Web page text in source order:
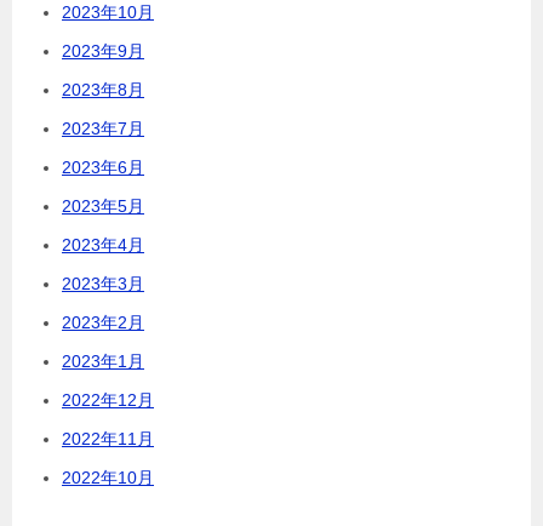
2023年10月
2023年9月
2023年8月
2023年7月
2023年6月
2023年5月
2023年4月
2023年3月
2023年2月
2023年1月
2022年12月
2022年11月
2022年10月